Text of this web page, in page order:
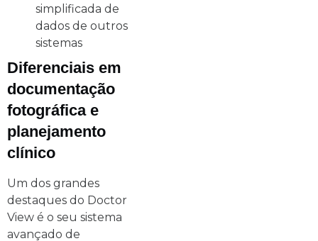
simplificada de
dados de outros
sistemas
Diferenciais em
documentação
fotográfica e
planejamento
clínico
Um dos grandes
destaques do Doctor
View é o seu sistema
avançado de